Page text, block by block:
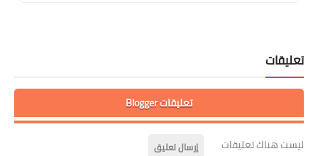
تعليقات
تعليقات Blogger
ليست هناك تعليقات إرسال تعليق